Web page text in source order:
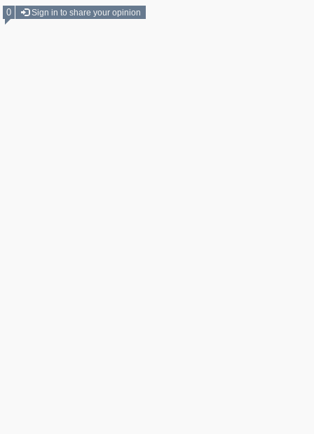
0
Sign in to share your opinion